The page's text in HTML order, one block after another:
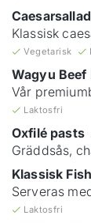
Caesarsallad
Klassisk
Vegetarisk
Wagyu Beef
Vår
Laktosfri
Oxfilé pasts
Gräddsås,
Klassisk
Serveras
Laktosfri